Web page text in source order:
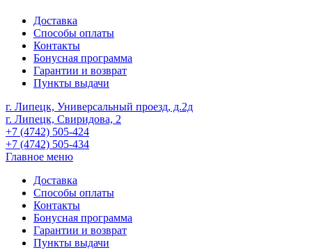
Доставка
Способы оплаты
Контакты
Бонусная программа
Гарантии и возврат
Пункты выдачи
г. Липецк, Универсальный проезд, д.2д
г. Липецк, Свиридова, 2
+7 (4742) 505-424
+7 (4742) 505-434
Главное меню
Доставка
Способы оплаты
Контакты
Бонусная программа
Гарантии и возврат
Пункты выдачи